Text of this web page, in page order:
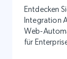
Entdecken
Integration
Web-
für